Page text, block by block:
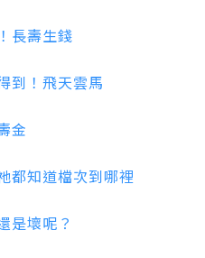
長壽生錢
到！飛天雲馬
金
都知道檔次到哪裡
是壞呢？